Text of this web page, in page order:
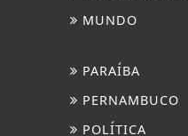
MUNDO
PARAÍBA
PERNAMBUCO
POLÍTICA